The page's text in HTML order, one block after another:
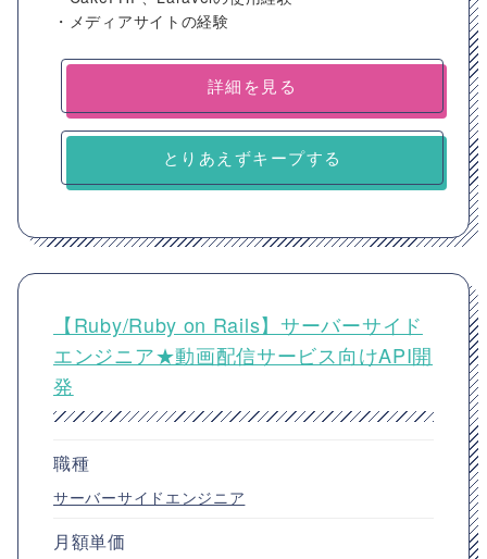
・メディアサイトの経験
詳細を見る
とりあえずキープする
【Ruby/Ruby on Rails】サーバーサイド
エンジニア★動画配信サービス向けAPI開
発
職種
サーバーサイドエンジニア
月額単価